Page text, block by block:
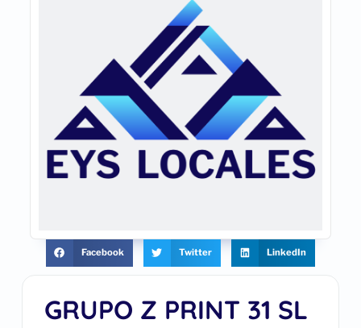
GRUPO Z PRINT 31 SL
Facebook Twitter LinkedIn